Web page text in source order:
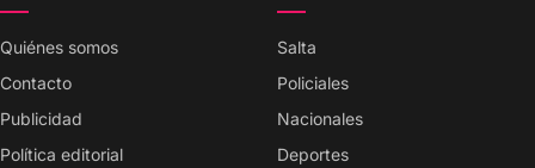
Quiénes somos
Contacto
Publicidad
Política editorial
Salta
Policiales
Nacionales
Deportes